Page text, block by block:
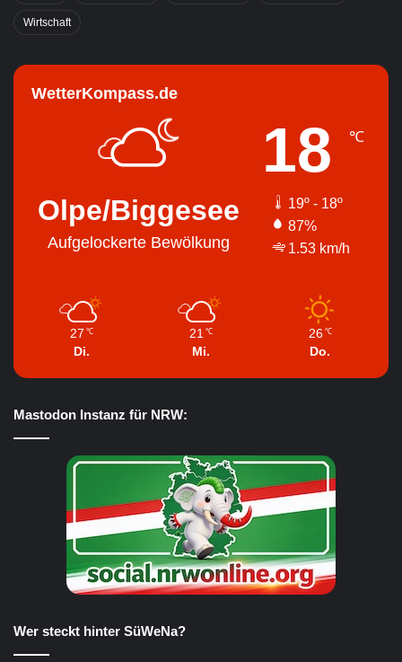
Wirtschaft
WetterKompass.de
Olpe/Biggesee
Aufgelockerte Bewölkung
18 ℃
19º - 18º
87%
1.53 km/h
27 ℃
Di.
21 ℃
Mi.
26 ℃
Do.
Mastodon Instanz für NRW:
Wer steckt hinter SüWeNa?